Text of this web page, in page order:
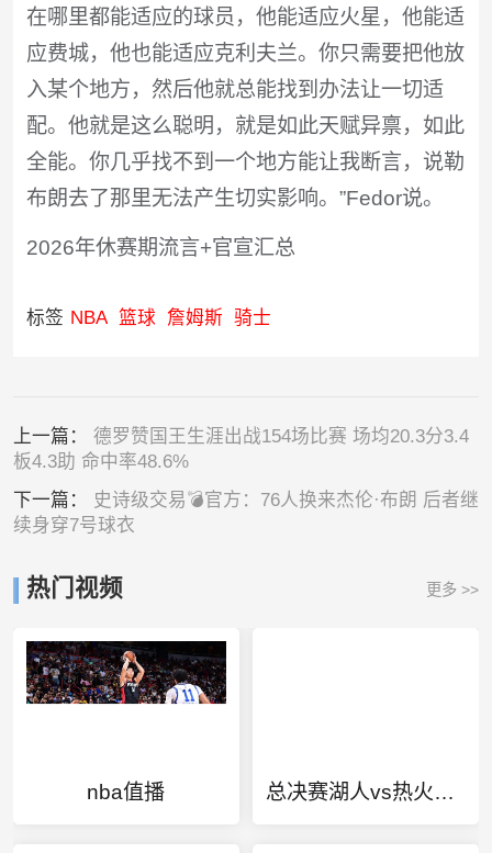
在哪里都能适应的球员，他能适应火星，他能适
应费城，他也能适应克利夫兰。你只需要把他放
入某个地方，然后他就总能找到办法让一切适
配。他就是这么聪明，就是如此天赋异禀，如此
全能。你几乎找不到一个地方能让我断言，说勒
布朗去了那里无法产生切实影响。”Fedor说。
2026年休赛期流言+官宣汇总
标签 NBA 篮球 詹姆斯 骑士
上一篇： 德罗赞国王生涯出战154场比赛 场均20.3分3.4
板4.3助 命中率48.6%
下一篇：
史诗级交易💣️官方：76人换来杰伦·布朗 后者继
续身穿7号球衣
热门视频 更多 >>
nba值播 总决赛湖人vs热火全队数据